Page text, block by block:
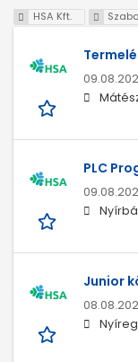
HSA Kft.
PLC
Junior